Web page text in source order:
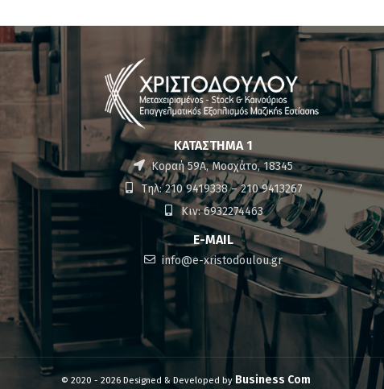
ΚΑΤΆΣΤΗΜΑ 1
Κοραή 59Α, Μοσχάτο, 18345
Τηλ: 210 9419338 – 210 9413267
Κιν: 6932274463
E-MAIL
info@e-xristodoulou.gr
© 2020 - 2026 Designed & Developed by Business Com